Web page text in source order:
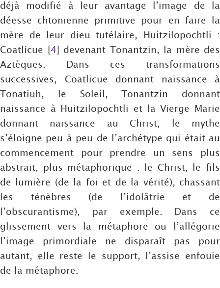
déjà modifié à leur avantage l’image de la
déesse chtonienne primitive pour en faire la
mère de leur dieu tutélaire, Huitzilopochtli :
Coatlicue [4] devenant Tonantzin, la mère des
Aztèques. Dans ces transformations
successives, Coatlicue donnant naissance à
Tonatiuh, le Soleil, Tonantzin donnant
naissance à Huitzilopochtli et la Vierge Marie
donnant naissance au Christ, le mythe
s’éloigne peu à peu de l’archétype qui était au
commencement pour prendre un sens plus
abstrait, plus métaphorique : le Christ, le fils
de lumière (de la foi et de la vérité), chassant
les ténèbres (de l’idolâtrie et de
l’obscurantisme), par exemple. Dans ce
glissement vers la métaphore ou l’allégorie
l’image primordiale ne disparaît pas pour
autant, elle reste le support, l’assise enfouie
de la métaphore.